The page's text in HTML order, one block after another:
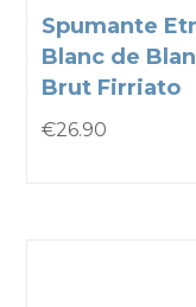
Spumante
Blanc de
Brut Firriato
€26.90